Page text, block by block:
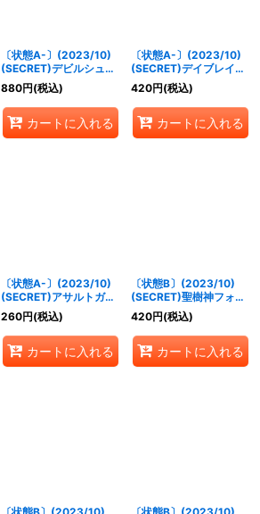
〔状態A-〕(2023/10)
(SECRET)デビルシュー
ターカミュ【M-SEC】
{BS65-017}《紫》
880円(税込)
カートに入れる
〔状態A-〕(2023/10)
(SECRET)デイブレイカ
ーレーヴ【M-SEC】
{BS65-045}《青》
420円(税込)
カートに入れる
〔状態A-〕(2023/10)
(SECRET)アサルトガン
ナーウィズ【R-SEC】
{BS65-032}《白》
260円(税込)
カートに入れる
〔状態B〕(2023/10)
(SECRET)聖樹神フォ
レ・ナテュール【X-
SEC】{BS65-X03}
《緑》
420円(税込)
カートに入れる